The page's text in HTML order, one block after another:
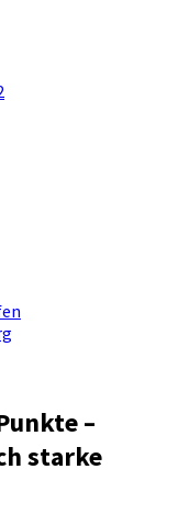
–
starke